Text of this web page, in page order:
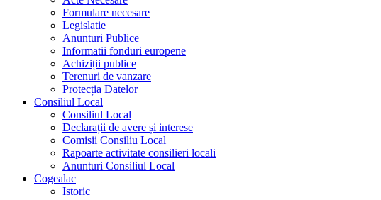
Formulare necesare
Legislatie
Anunturi Publice
Informatii fonduri europene
Achiziții publice
Terenuri de vanzare
Protecția Datelor
Consiliul Local
Consiliul Local
Declarații de avere și interese
Comisii Consiliu Local
Rapoarte activitate consilieri locali
Anunturi Consiliul Local
Cogealac
Istoric